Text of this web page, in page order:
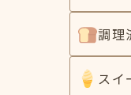
調理
スイ